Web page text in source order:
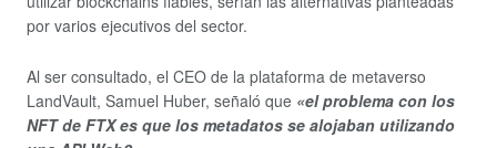
por varios ejecutivos del sector.
Al ser consultado, el CEO de la plataforma de metaverso
LandVault, Samuel Huber, señaló que «el problema con los
NFT de FTX es que los metadatos se alojaban utilizando